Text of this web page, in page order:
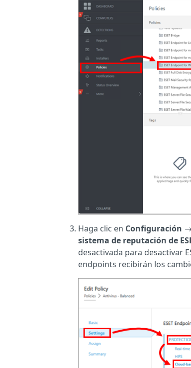
Haga clic en Configuración →
sistema de reputación de
desactivada para desactivar
endpoints recibirán los